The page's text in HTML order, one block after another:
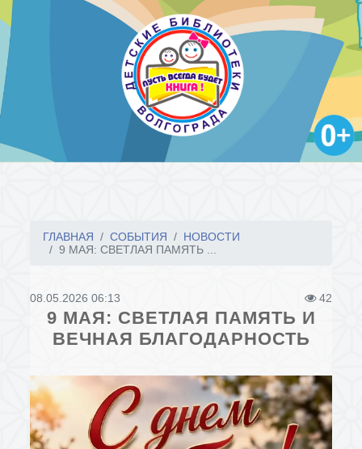
ГЛАВНАЯ СОБЫТИЯ
НОВОСТИ
9 МАЯ: СВЕТЛАЯ ПАМЯТЬ ...
08.05.2026 06:13 42
9 МАЯ: СВЕТЛАЯ ПАМЯТЬ И
ВЕЧНАЯ БЛАГОДАРНОСТЬ